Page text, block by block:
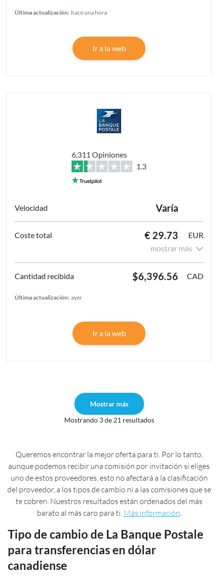
Última actualización: hace una hora
Ir a la web
6,311 Opiniones
1.3
Varía
€ 29.73
EUR
mostrar más
$6,396.56 CAD
Última actualización: ayer
Ir a la web
Mostrar más
Mostrando 3 de 21 resultados
Queremos encontrar la mejor oferta para ti. Por lo tanto,
aunque podemos recibir una comisión por invitación si eliges
uno de estos proveedores, esto no afectará a la clasificación
del proveedor, a los tipos de cambio ni a las comisiones que se
te cobren. Nuestros resultados están ordenados del más
barato al más caro para ti. Más información.
Tipo de cambio de La Banque Postale
para transferencias en dólar
canadiense